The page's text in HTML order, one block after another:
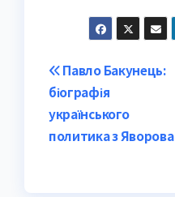
Post
navigation
Павло Бакунець:
біографія
українського
политика з Яворова